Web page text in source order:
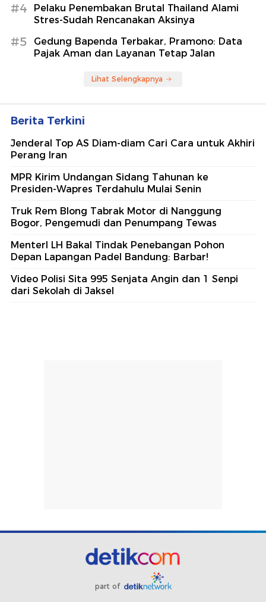
#4
Pelaku Penembakan Brutal Thailand Alami
Stres-Sudah Rencanakan Aksinya
#5
Gedung Bapenda Terbakar, Pramono: Data
Pajak Aman dan Layanan Tetap Jalan
Lihat Selengkapnya
Berita Terkini
Jenderal Top AS Diam-diam Cari Cara untuk Akhiri
Perang Iran
MPR Kirim Undangan Sidang Tahunan ke
Presiden-Wapres Terdahulu Mulai Senin
Truk Rem Blong Tabrak Motor di Nanggung
Bogor, Pengemudi dan Penumpang Tewas
MenterI LH Bakal Tindak Penebangan Pohon
Depan Lapangan Padel Bandung: Barbar!
Video Polisi Sita 995 Senjata Angin dan 1 Senpi
dari Sekolah di Jaksel
part of